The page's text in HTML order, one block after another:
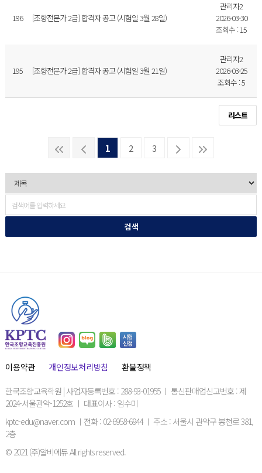
196 [조향전문가 2급] 합격자 공고 (시험일 3월 28일)
관리자2
2026-03-30
조회수 : 15
195 [조향전문가 2급] 합격자 공고 (시험일 3월 21일)
관리자2
2026-03-25
조회수 : 5
리스트
1 2 3
검 색
이용약관 개인정보처리방침 환불정책
한국조향교육학원 | 사업자등록번호 : 288-93-01955 ㅣ 통신판매업신고번호 : 제
2024-서울관악-1252호 ㅣ 대표이사 : 임수미
kptc-edu@naver.com ㅣ전화 : 02-6958-6944 ㅣ 주소 : 서울시 관악구 봉천로 381,
2층
© 2021 (주)알비에듀 All rights reserved.